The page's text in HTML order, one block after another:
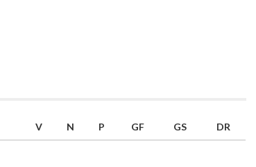
V N P GF GS DR